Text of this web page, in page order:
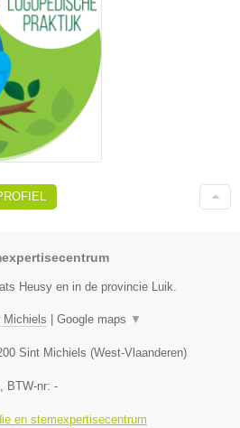
Heusy en in de provincie Luik.
Michiels Google maps ▼
Sint Michiels (West-Vlaanderen)
, BTW-nr: -
en stemexpertisecentrum